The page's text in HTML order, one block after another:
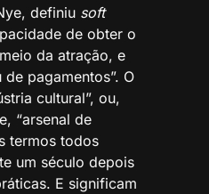
definiu soft
de obter o
da atração, e
pagamentos”. O
cultural”, ou,
“arsenal de
termos todos
um século depois
E significam